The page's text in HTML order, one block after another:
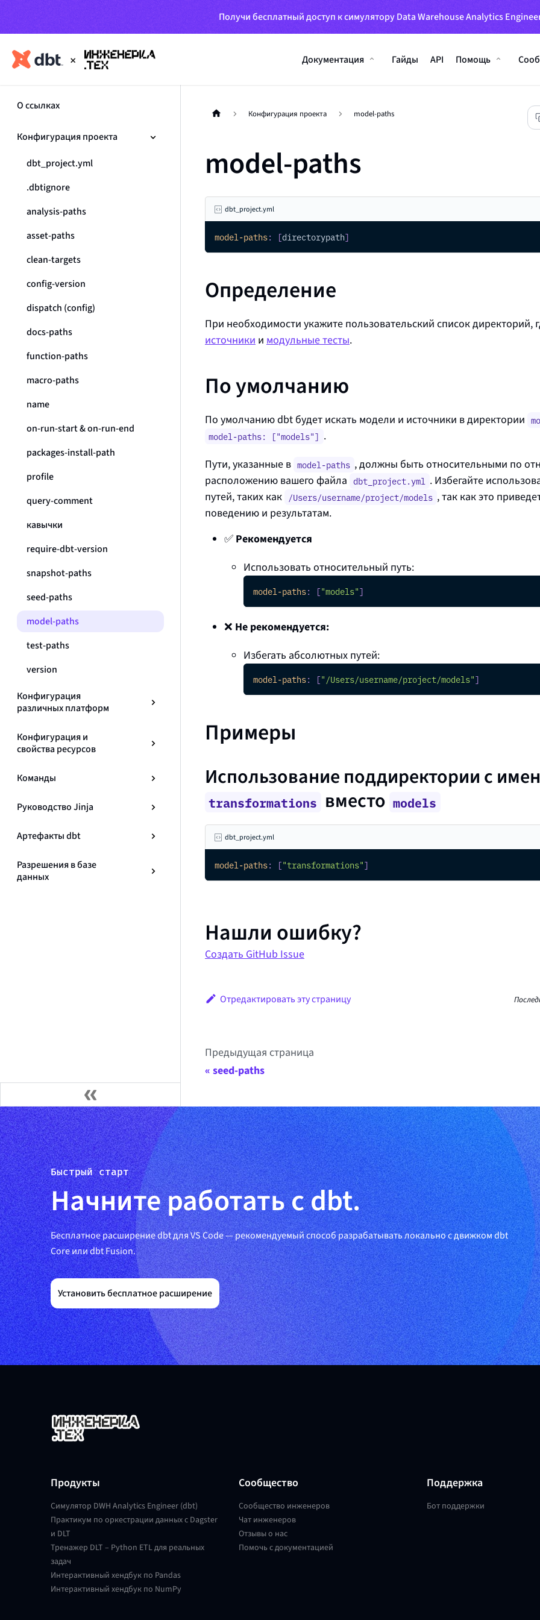
Получи бесплатный доступ к симулятору Data Warehouse Analytics
Документация Гайды API Помощь
О ссылках
Конфигурация проекта
dbt_project.yml
.dbtignore
analysis-paths
asset-paths
clean-targets
config-version
dispatch (config)
docs-paths
function-paths
macro-paths
name
on-run-start & on-run-end
packages-install-path
profile
query-comment
кавычки
require-dbt-version
snapshot-paths
seed-paths
model-paths
test-paths
version
Конфигурация
различных платформ
Конфигурация и
свойства ресурсов
Команды
Руководство Jinja
Артефакты dbt
Разрешения в базе
данных
Конфигурация проекта model-paths
model-paths
dbt_project.yml
model-paths: [directorypath]
Определение
При необходимости укажите пользовательский список директорий,
источники и модульные тесты.
По умолчанию
По умолчанию dbt будет искать модели и источники в директории
model-paths: ["models"] .
Пути, указанные в model-paths , должны быть относительными по
расположению вашего файла dbt_project.yml . Избегайте
путей, таких как /Users/username/project/models , так как это
поведению и результатам.
✅ Рекомендуется
Использовать относительный путь:
model-paths: ["models"]
❌ Не рекомендуется:
Избегать абсолютных путей:
model-paths: ["/Users/username/project/models"]
Примеры
Использование поддиректории с
transformations вместо models
dbt_project.yml
model-paths: ["transformations"]
Нашли ошибку?
Создать GitHub Issue
Отредактировать эту страницу
Предыдущая страница
seed-paths
Быстрый старт
Начните работать с dbt.
Бесплатное расширение dbt для VS Code — рекомендуемый способ разрабатывать локально с движком dbt
Core или dbt Fusion.
Установить бесплатное расширение
Продукты
Симулятор DWH Analytics Engineer (dbt)
Практикум по оркестрации данных с Dagster
и DLT
Тренажер DLT – Python ETL для реальных
задач
Интерактивный хендбук по Pandas
Интерактивный хендбук по NumPy
Сообщество
Сообщество инженеров
Чат инженеров
Отзывы о нас
Помочь с документацией
Поддержка
Бот поддержки